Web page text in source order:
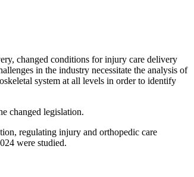
changed conditions for injury care delivery
in the industry necessitate the analysis of
system at all levels in order to identify
changed legislation.
regulating injury and orthopedic care
were studied.